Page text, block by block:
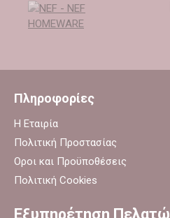
Πληροφορίες
Η Εταιρία
Πολιτική Προστασίας
Οροι και Προϋποθέσεις
Πολιτική Cookies
Εξυπηρέτηση